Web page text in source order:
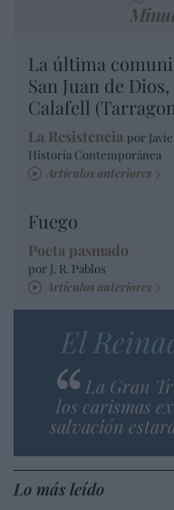
La última
San Juan de
Calafell
La Resistencia por
Historia Contemporánea
Artículos anteriores
Fuego
Poeta pasmado
por J. R. Pablos
Artículos anteriores
El
La Gran
los carismas
salvación
Lo más leído